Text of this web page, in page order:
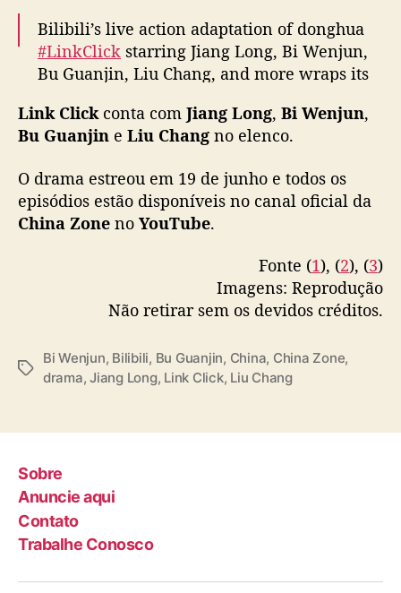
e
a
c
o
d
e
n
k
C
i
c
Bilibili’s live action adaptation of donghua
#LinkClick starring Jiang Long, Bi Wenjun,
Bu Guanjin, Liu Chang, and more wraps its
— cdrama tweets (@dramapotatoe)
Link Clickconta com Jiang Long, Bi Wenjun,
Bu Guanjin e Liu Chang no elenco.
O drama estreou em 19 de junho e todos os
episódios estão disponíveis no canal oficial da
China Zone no YouTube.
Fonte (1), (2), (3)
Imagens: Reprodução
Não retirar sem os devidos créditos.
T
Bi Wenjun, Bilibili, Bu Guanjin, China, China Zone,
drama,Jiang Long, Link Click, Liu Chang
Sobre
Anuncie aqui
Contato
Trabalhe Conosco